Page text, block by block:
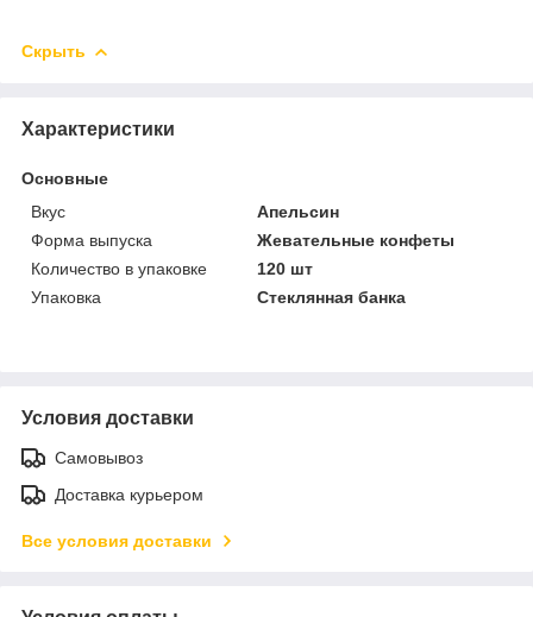
Скрыть
Характеристики
Основные
Вкус
Апельсин
Форма выпуска
Жевательные конфеты
Количество в упаковке
120 шт
Упаковка
Стеклянная банка
Условия доставки
Самовывоз
Доставка курьером
Все условия доставки